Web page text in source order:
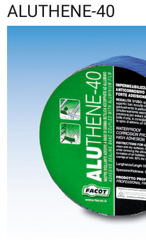
ALUTHENE-40